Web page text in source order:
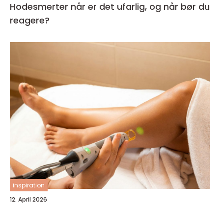
Hodesmerter når er det ufarlig, og når bør du
reagere?
inspiration
12. April 2026